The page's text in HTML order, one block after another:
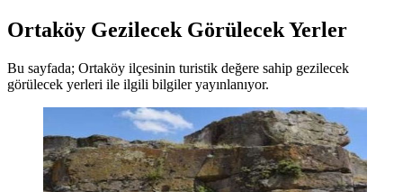
Ortaköy Gezilecek Görülecek Yerler
Bu sayfada; Ortaköy ilçesinin turistik değere sahip gezilecek
görülecek yerleri ile ilgili bilgiler yayınlanıyor.